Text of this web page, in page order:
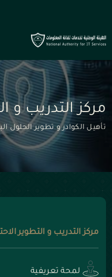
مركز التدريب و
تأهيل الكوادر و تطوير الحلول
مركز التدريب و التطوير
لمحة تعريفية